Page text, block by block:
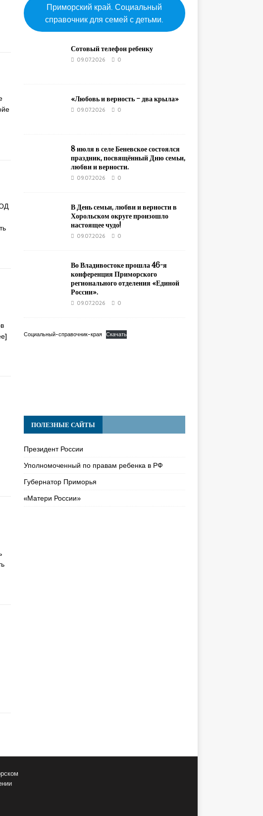
Приморский край. Социальный
справочник для семей с детьми.
Сотовый телефон ребенку
09.07.2026 0
«Любовь и верность – два крыла»
09.07.2026 0
8 июля в селе Беневское состоялся
праздник, посвящённый Дню семьи,
любви и верности.
09.07.2026 0
В День семьи, любви и верности в
Хорольском округе произошло
настоящее чудо!
09.07.2026 0
Во Владивостоке прошла 46-я
конференция Приморского
регионального отделения «Единой
России».
09.07.2026 0
Социальный-справочник-края Скачать
ПОЛЕЗНЫЕ САЙТЫ
Президент России
Уполномоченный по правам ребенка в РФ
Губернатор Приморья
«Матери России»